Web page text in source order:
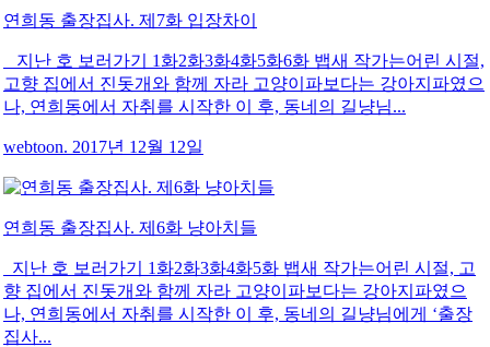
연희동 출장집사. 제7화 입장차이
지난 호 보러가기 1화2화3화4화5화6화 뱁새 작가는어린 시절,
고향 집에서 진돗개와 함께 자라 고양이파보다는 강아지파였으
나, 연희동에서 자취를 시작한 이 후, 동네의 길냥님...
webtoon. 2017년 12월 12일
연희동 출장집사. 제6화 냥아치들
지난 호 보러가기 1화2화3화4화5화 뱁새 작가는어린 시절, 고
향 집에서 진돗개와 함께 자라 고양이파보다는 강아지파였으
나, 연희동에서 자취를 시작한 이 후, 동네의 길냥님에게 ‘출장
집사...